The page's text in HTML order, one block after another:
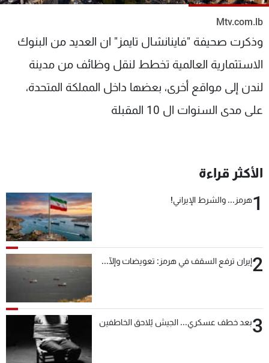
Mtv.com.lb
وذكرت صحيفة "فاينانشال تايمز" ان العديد من البنوك
الاستثمارية العالمية تخطط لنقل وظائف من مدينة
لندن إلى مواقع أخرى، بعضها داخل المملكة المتحدة،
على مدى السنوات ال 10 المقبلة
الأكثر قراءة
1هرمز... والشرط الإيراني!
2إيران ترفع السقف في هرمز: تعويضات وإلّا...
3بعد خطف عسكري... الجيش يُلاحق الخاطفين
عن MTV
الإنـتـاج
لاعلاناتكم
وظائف
تواصل معنا
شروط الإسـتخدام
سياسة الخصوصية